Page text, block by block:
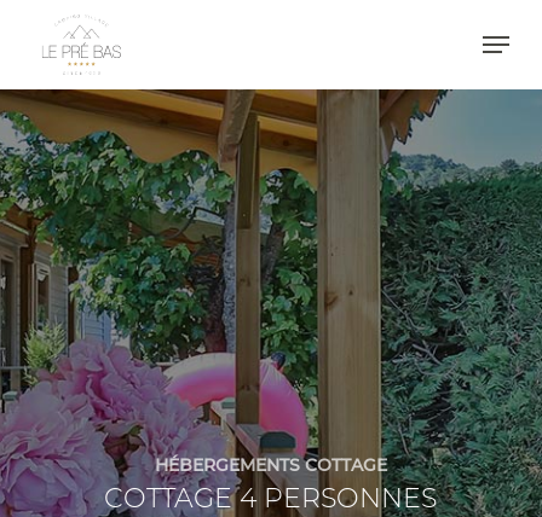
main
content
HÉBERGEMENTS COTTAGE
COTTAGE 4 PERSONNES